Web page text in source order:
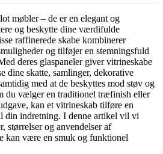
møbler – de er en elegant og
og beskytte dine værdifulde
raffinerede skabe kombinerer
og tilføjer en stemningsfuld
deres glaspaneler giver vitrineskabe
dine skatte, samlinger, dekorative
med at de beskyttes mod støv og
du vælger en traditionel træfinish eller
kan et vitrineskab tilføre en
din indretning. I denne artikel vil vi
størrelser og anvendelser af
kan være en smuk og funktionel